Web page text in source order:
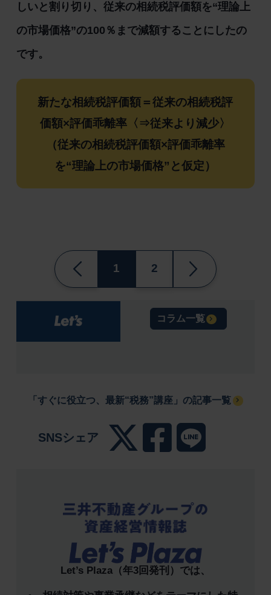
しいと割り切り、従来の相続税評価額を“理論上
の市場価格”の100％まで減額することにしたの
です。
新たな相続税評価額＝従来の相続税評
価額×評価乖離率〈⇒従来より減少〉
（従来の相続税評価額×評価乖離率
を“理論上の市場価格”と仮定）
1 2
コラム一覧
「すぐに役立つ、最新“税務”講座」の記事一覧
SNSシェア
Let’s Plaza（年3回発刊）では、